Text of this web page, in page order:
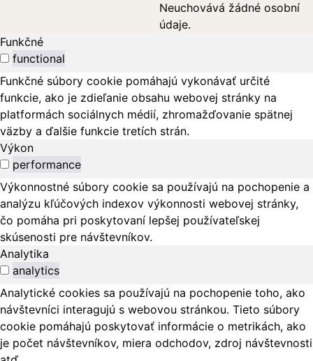
Neuchovává žádné osobní
údaje.
Funkčné
functional
Funkčné súbory cookie pomáhajú vykonávať určité
funkcie, ako je zdieľanie obsahu webovej stránky na
platformách sociálnych médií, zhromažďovanie spätnej
väzby a ďalšie funkcie tretích strán.
Výkon
performance
Výkonnostné súbory cookie sa používajú na pochopenie a
analýzu kľúčových indexov výkonnosti webovej stránky,
čo pomáha pri poskytovaní lepšej používateľskej
skúsenosti pre návštevníkov.
Analytika
analytics
Analytické cookies sa používajú na pochopenie toho, ako
návštevníci interagujú s webovou stránkou. Tieto súbory
cookie pomáhajú poskytovať informácie o metrikách, ako
je počet návštevníkov, miera odchodov, zdroj návštevnosti